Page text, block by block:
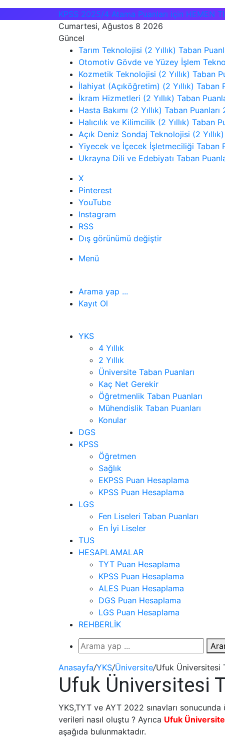
KPSS 2025/4 Atama Puanları için HEMEN
Cumartesi, Ağustos 8 2026
Güncel
Tarım Teknolojisi (2 Yıllık) Taban
Otomotiv Gövde ve Yüzey İşlem
Kozmetik Teknolojisi (2 Yıllık) Taban
İlahiyat (Açıköğretim) (2 Yıllık) Taban
İkram Hizmetleri (2 Yıllık) Taban
Hasta Bakımı (2 Yıllık) Taban
Halıcılık ve Kilimcilik (2 Yıllık) Taban
Açık Deniz Sondaj Teknolojisi (2
Yiyecek ve İçecek İşletmeciliği Taban
Ukrayna Dili ve Edebiyatı Taban
X
Pinterest
YouTube
Instagram
RSS
Dış görünümü değiştir
Menü
Arama yap ...
Kayıt Ol
YKS
4 Yıllık
2 Yıllık
Üniversite Taban Puanları
Kaç Net Gerekir
Öğretmenlik Taban Puanları
Mühendislik Taban Puanları
Konular
DGS
KPSS
Öğretmen
Sağlık
EKPSS Puan Hesaplama
KPSS Puan Hesaplama
LGS
Fen Liseleri Taban Puanları
En İyi Liseler
TUS
HESAPLAMALAR
TYT Puan Hesaplama
KPSS Puan Hesaplama
ALES Puan Hesaplama
DGS Puan Hesaplama
LGS Puan Hesaplama
REHBERLİK
Anasayfa/YKS/Üniversite/Ufuk Üniversitesi
Ufuk Üniversitesi
YKS,TYT ve AYT 2022 sınavları
verileri nasıl oluştu ? Ayrıca Ufuk
aşağıda bulunmaktadır.